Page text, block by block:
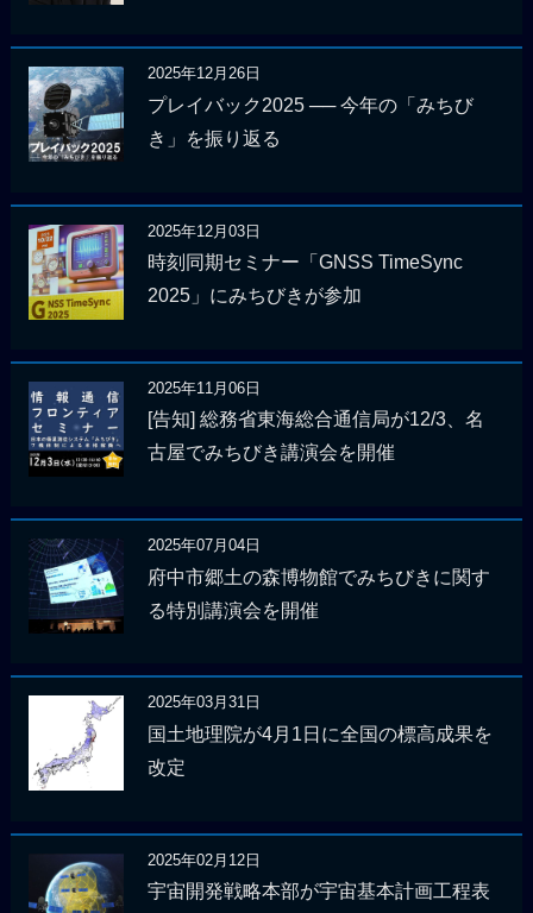
2025年12月26日
プレイバック2025 ── 今年の「みちび
き」を振り返る
2025年12月03日
時刻同期セミナー「GNSS TimeSync
2025」にみちびきが参加
2025年11月06日
[告知] 総務省東海総合通信局が12/3、名
古屋でみちびき講演会を開催
2025年07月04日
府中市郷土の森博物館でみちびきに関す
る特別講演会を開催
2025年03月31日
国土地理院が4月1日に全国の標高成果を
改定
2025年02月12日
宇宙開発戦略本部が宇宙基本計画工程表